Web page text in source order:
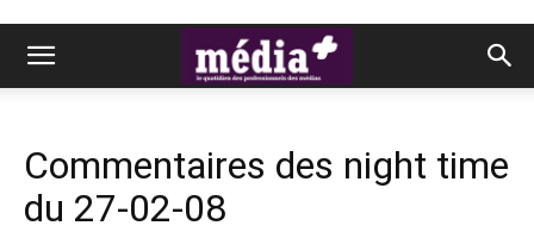
Commentaires des night time
du 27-02-08